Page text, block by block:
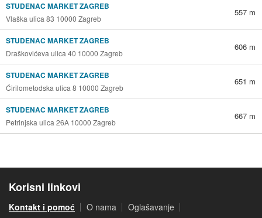
STUDENAC MARKET ZAGREB
Vlaška ulica 83 10000 Zagreb
557 m
STUDENAC MARKET ZAGREB
Draškovićeva ulica 40 10000 Zagreb
606 m
STUDENAC MARKET ZAGREB
Ćirilometodska ulica 8 10000 Zagreb
651 m
STUDENAC MARKET ZAGREB
Petrinjska ulica 26A 10000 Zagreb
667 m
Korisni linkovi
Kontakt i pomoć O nama
Oglašavanje